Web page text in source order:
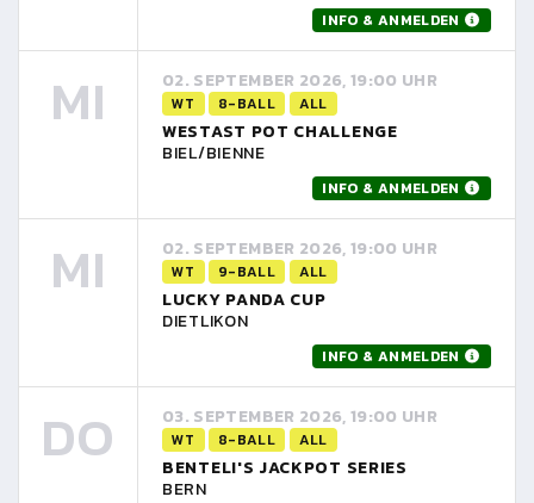
INFO & ANMELDEN
MI 02. SEPTEMBER 2026, 19:00 UHR
WT 8-BALL ALL
WESTAST POT CHALLENGE
BIEL/BIENNE
INFO & ANMELDEN
MI 02. SEPTEMBER 2026, 19:00 UHR
WT 9-BALL ALL
LUCKY PANDA CUP
DIETLIKON
INFO & ANMELDEN
DO 03. SEPTEMBER 2026, 19:00 UHR
WT 8-BALL ALL
BENTELI'S JACKPOT SERIES
BERN